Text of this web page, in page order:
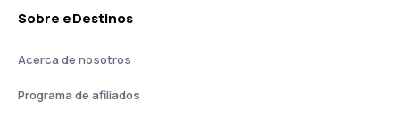
Sobre eDestinos
Acerca de nosotros
Programa de afiliados